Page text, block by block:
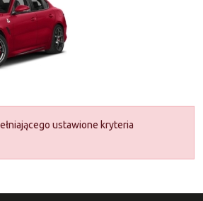
ustawione kryteria